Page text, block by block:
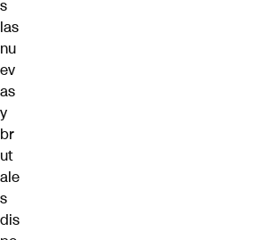
s
las
nu
ev
as
y
br
ut
ale
s
dis